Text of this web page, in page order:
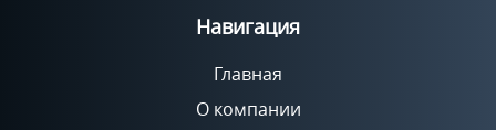
Навигация
Главная
О компании